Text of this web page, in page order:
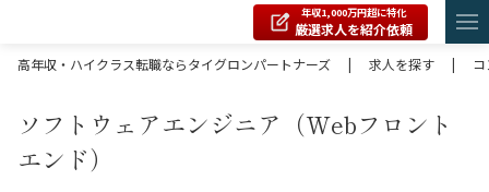
年収1,000万円超に特化
厳選求人を紹介依頼
高年収・ハイクラス転職ならタイグロンパートナーズ
| 求人を探す |
ソフトウェアエンジニア（Webフロント
エンド）